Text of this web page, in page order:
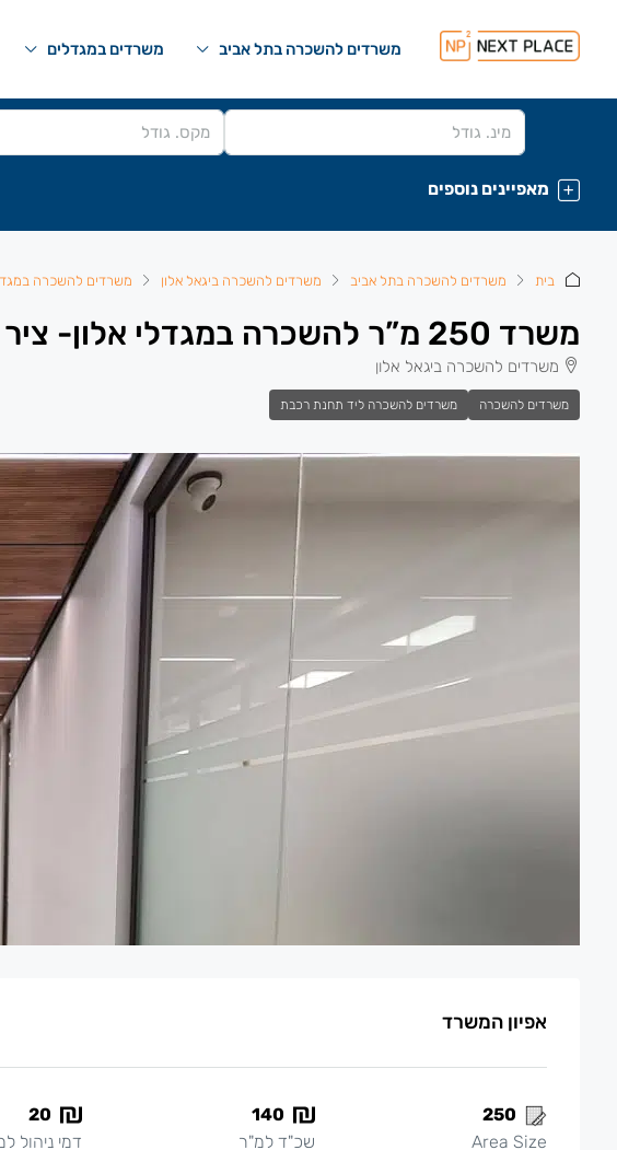
משרדים להשכרה בתל אביב משרדים במגדלים
מאפיינים נוספים
בית משרדים להשכרה בתל אביב משרדים להשכרה ביגאל אלון משרדים להשכרה
משרד 250 מ”ר להשכרה במגדלי אלון- ציר יגאל אלון.
משרדים להשכרה ביגאל אלון
משרדים להשכרה משרדים להשכרה ליד תחנת רכבת
אפיון המשרד
250
Area Size
140
שכ"ד למ"ר
20
דמי ניהול